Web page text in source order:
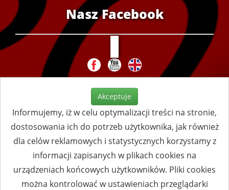
Nasz Facebook
Akceptuje
Informujemy, iż w celu optymalizacji treści na stronie,
dostosowania ich do potrzeb użytkownika, jak również
dla celów reklamowych i statystycznych korzystamy z
informacji zapisanych w plikach cookies na
urządzeniach końcowych użytkowników. Pliki cookies
można kontrolować w ustawieniach przeglądarki